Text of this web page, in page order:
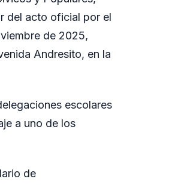
del acto oficial por el
de 2025,
Andresito, en la
escolares
a uno de los
de